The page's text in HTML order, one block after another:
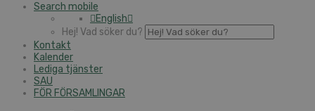
Search mobile
English
Hej! Vad söker du?
Kontakt
Kalender
Lediga tjänster
SAU
FÖR FÖRSAMLINGAR